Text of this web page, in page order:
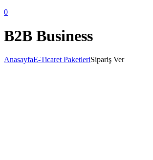
0
B2B Business
AnasayfaE-Ticaret PaketleriSipariş Ver